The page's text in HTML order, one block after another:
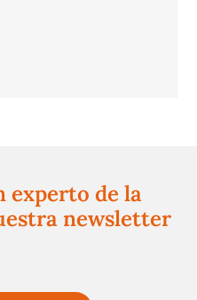
experto de la
newsletter